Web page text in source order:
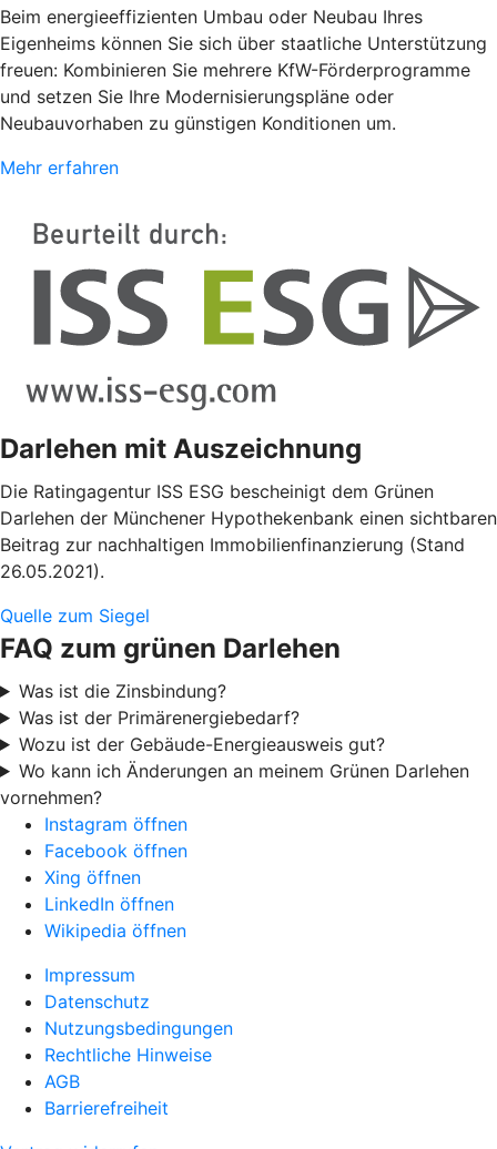
Beim energieeffizienten Umbau oder Neubau Ihres
Eigenheims können Sie sich über staatliche Unterstützung
freuen: Kombinieren Sie mehrere KfW-Förderprogramme
und setzen Sie Ihre Modernisierungspläne oder
Neubauvorhaben zu günstigen Konditionen um.
Mehr erfahren
Darlehen mit Auszeichnung
Die Ratingagentur ISS ESG bescheinigt dem Grünen
Darlehen der Münchener Hypothekenbank einen sichtbaren
Beitrag zur nachhaltigen Immobilienfinanzierung (Stand
26.05.2021).
Quelle zum Siegel
FAQ zum grünen Darlehen
Was ist die Zinsbindung?
Was ist der Primärenergiebedarf?
Wozu ist der Gebäude-Energieausweis gut?
Wo kann ich Änderungen an meinem Grünen Darlehen
vornehmen?
Instagram öffnen
Facebook öffnen
Xing öffnen
LinkedIn öffnen
Wikipedia öffnen
Impressum
Datenschutz
Nutzungsbedingungen
Rechtliche Hinweise
AGB
Barrierefreiheit